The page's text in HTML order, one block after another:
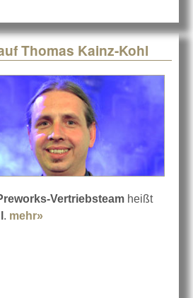
Thomas Kainz-Kohl
Vertriebsteam heißt
. mehr»